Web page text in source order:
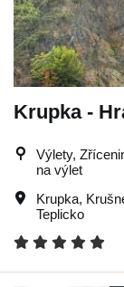
Krupka -
Výlety,
na výlet
Krupka,
Teplicko